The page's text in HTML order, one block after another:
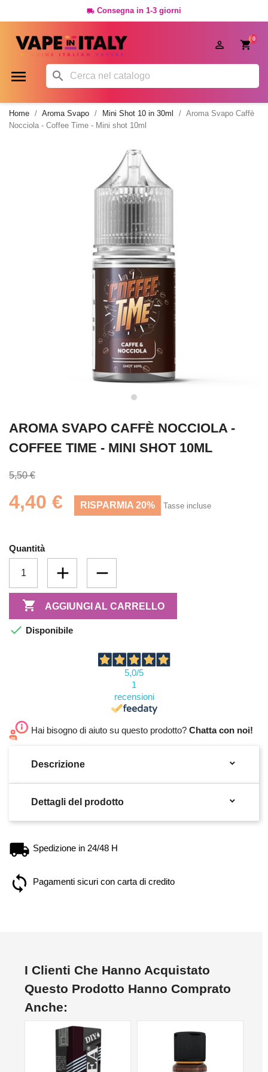
 Consegna in 1-3 giorni
0

 
Home Aroma Svapo Mini Shot 10 in 30ml
Aroma Svapo Caffè
Nocciola - Coffee Time - Mini shot 10ml
AROMA SVAPO CAFFÈ NOCCIOLA -
COFFEE TIME - MINI SHOT 10ML
5,50 €
4,40 € RISPARMIA 20% Tasse incluse
Quantità
 AGGIUNGI AL CARRELLO
 Disponibile
5,0/5
1
recensioni
Hai bisogno di aiuto su questo prodotto? Chatta con noi!
Descrizione 
Dettagli del prodotto 
Spedizione in 24/48 H
Pagamenti sicuri con carta di credito
I Clienti Che Hanno Acquistato
Questo Prodotto Hanno Comprato
Anche:
NON DISPONIBILE